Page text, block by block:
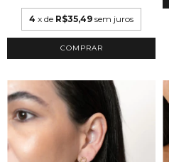
4 x de R$35,49 sem juros